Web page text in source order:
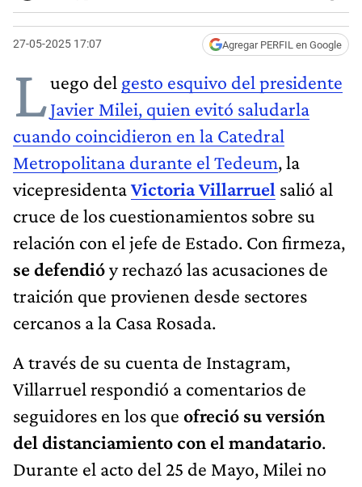
27-05-2025 17:07 Agregar PERFIL en Google
Luego del gesto esquivo del presidente
Javier Milei, quien evitó saludarla
cuando coincidieron en la Catedral
Metropolitana durante el Tedeum, la
vicepresidentaVictoria Villarruel salió al
cruce de los cuestionamientos sobre su
relación con el jefe de Estado. Con firmeza,
se defendióy rechazó las acusaciones de
traición que provienen desde sectores
cercanos a la Casa Rosada.
A través de su cuenta de Instagram,
Villarruel respondió a comentarios de
seguidores en los que ofreció su versión
del distanciamiento con el mandatario.
Durante el acto del 25 de Mayo, Milei no